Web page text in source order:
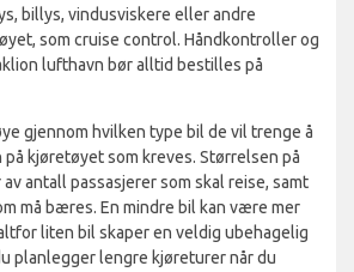
billys, vindusviskere eller andre
som cruise control. Håndkontroller og
lufthavn bør alltid bestilles på
gjennom hvilken type bil de vil trenge å
kjøretøyet som kreves. Størrelsen på
antall passasjerer som skal reise, samt
må bæres. En mindre bil kan være mer
liten bil skaper en veldig ubehagelig
planlegger lengre kjøreturer når du